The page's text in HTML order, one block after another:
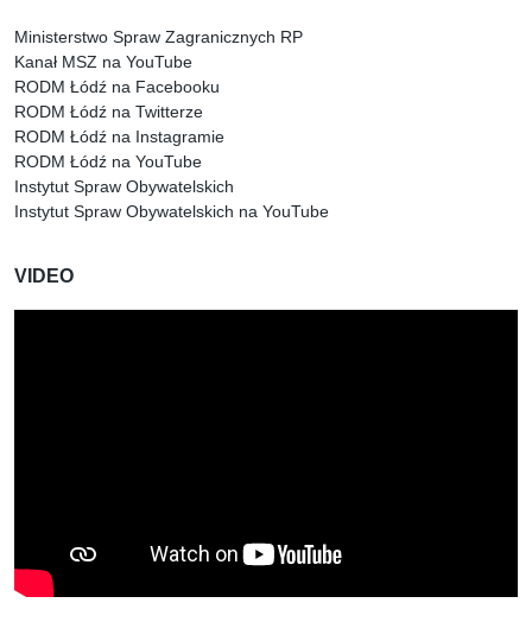
Ministerstwo Spraw Zagranicznych RP
Kanał MSZ na YouTube
RODM Łódź na Facebooku
RODM Łódź na Twitterze
RODM Łódź na Instagramie
RODM Łódź na YouTube
Instytut Spraw Obywatelskich
Instytut Spraw Obywatelskich na YouTube
VIDEO